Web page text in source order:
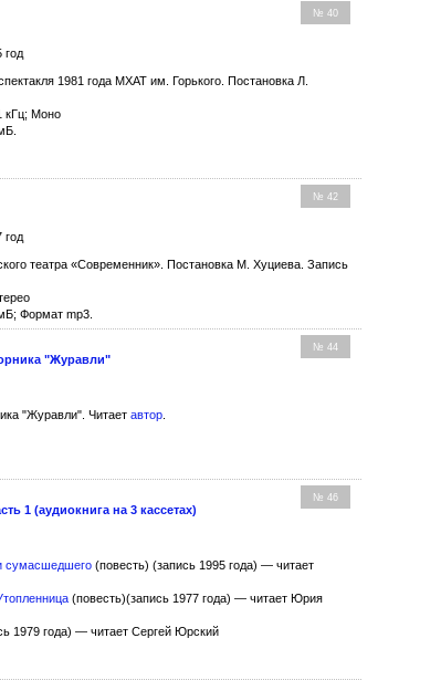
№ 40
год
1981 года МХАТ им. Горького. Постановка Л.
кГц; Моно
№ 42
год
театра «Современник». Постановка М. Хуциева. Запись
Формат mp3.
№ 44
"Журавли"
"Журавли". Читаетавтор
№ 46
1 (аудиокнига на 3 кассетах)
сумасшедшего (повесть) (запись 1995 года) — читает
(повесть)(запись 1977 года) — читает Юрия
1979 года) — читает Сергей Юрский